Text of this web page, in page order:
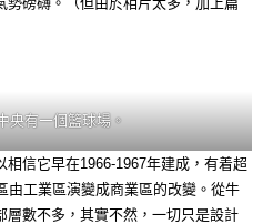
央有一個籃球場。
信它早在1966-1967年建成，有着超
由工業區演變成商業區的改變。從牛
數不多，其實不然，一切只是設計